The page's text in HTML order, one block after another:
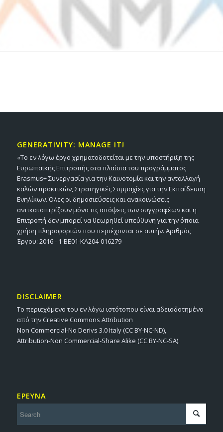
GENERATIVITY: MANAGE IT!
«Το εν λόγω έργο χρηματοδοτείται με την υποστήριξη της
Ευρωπαϊκής Επιτροπής στα πλαίσια του προγράμματος
Erasmus+ Συνεργασία για την Καινοτομία και την ανταλλαγή
καλών πρακτικών, Στρατηγικές Συμμαχίες για την Εκπαίδευση
Ενηλίκων. Όλες οι δημοσιεύσεις και ανακοινώσεις
αντικατοπτρίζουν μόνο τις απόψεις των συγγραφέων και η
Επιτροπή δεν μπορεί να θεωρηθεί υπεύθυνη για την όποια
χρήση πληροφοριών που περιέχονται σε αυτήν. Αριθμός
Έργου: 2016 - 1-BE01-KA204-016279
DISCLAIMER
Το περιεχόμενο του εν λόγω ιστότοπου είναι αδειοδοτημένο
από την Creative Commons Attribution
Non Commercial-No Derivs 3.0 Italy (CC BY-NC-ND),
Attribution-Non Commercial-Share Alike (CC BY-NC-SA).
ΕΡΕΥΝΑ